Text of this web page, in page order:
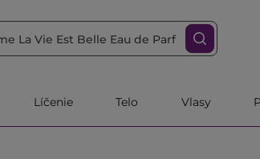
Líčenie Telo Vlasy